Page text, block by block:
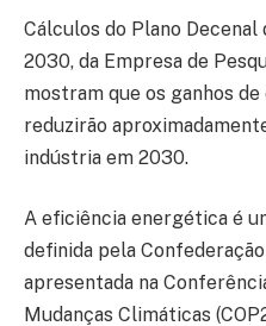
Cálculos do Plano Decenal
2030, da Empresa de
mostram que os ganhos
reduzirão
indústria em 2030.
A eficiência energética é
definida pela
apresentada na
Mudanças Climáticas